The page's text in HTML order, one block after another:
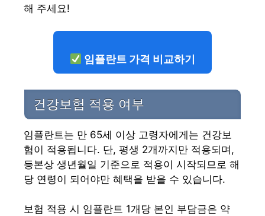
해 주세요!
임플란트 가격 비교하기
건강보험 적용 여부
임플란트는 만 65세 이상 고령자에게는 건강보
험이 적용됩니다. 단, 평생 2개까지만 적용되며,
등본상 생년월일 기준으로 적용이 시작되므로 해
당 연령이 되어야만 혜택을 받을 수 있습니다.
보험 적용 시 임플란트 1개당 본인 부담금은 약